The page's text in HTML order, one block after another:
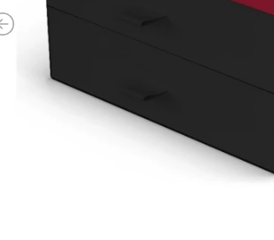
Previous